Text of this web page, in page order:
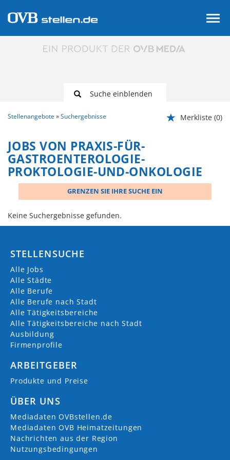
Suche einblenden
Stellenangebote Suchergebnisse Merkliste (0)
JOBS VON PRAXIS-FÜR-
GASTROENTEROLOGIE-
PROKTOLOGIE-UND-ONKOLOGIE
GRENZEN SIE IHRE SUCHE EIN
Keine Suchergebnisse gefunden.
STELLENSUCHE
Alle Jobs
Alle Städte
Alle Berufe
Alle Berufe nach Stadt
Alle Tätigkeitsbereiche
Alle Tätigkeitsbereiche nach Stadt
Ausbildung
Firmenprofile
ARBEITGEBER
Produkte und Preise
ÜBER UNS
Mediadaten OVBstellen.de
Mediadaten OVB Heimatzeitungen
Nachrichten aus der Region
Nutzungsbedingungen